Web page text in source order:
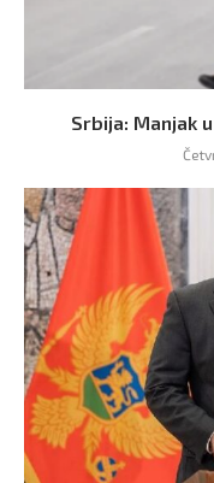
Srbija: Manjak